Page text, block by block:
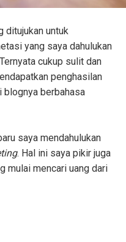
ditujukan untuk
yang saya dahulukan
cukup sulit dan
penghasilan
blognya berbahasa
saya mendahulukan
. Hal ini saya pikir juga
mulai mencari uang dari